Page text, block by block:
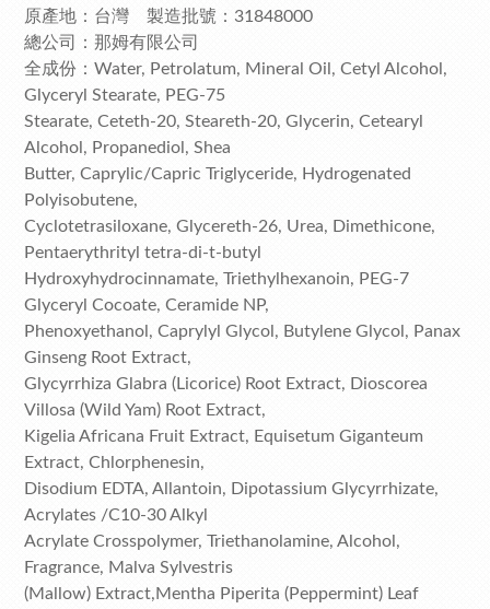
原產地：台灣 製造批號：31848000
總公司：那姆有限公司
全成份：Water, Petrolatum, Mineral Oil, Cetyl Alcohol,
Glyceryl Stearate, PEG-75
Stearate, Ceteth-20, Steareth-20, Glycerin, Cetearyl
Alcohol, Propanediol, Shea
Butter, Caprylic/Capric Triglyceride, Hydrogenated
Polyisobutene,
Cyclotetrasiloxane, Glycereth-26, Urea, Dimethicone,
Pentaerythrityl tetra-di-t-butyl
Hydroxyhydrocinnamate, Triethylhexanoin, PEG-7
Glyceryl Cocoate, Ceramide NP,
Phenoxyethanol, Caprylyl Glycol, Butylene Glycol, Panax
Ginseng Root Extract,
Glycyrrhiza Glabra (Licorice) Root Extract, Dioscorea
Villosa (Wild Yam) Root Extract,
Kigelia Africana Fruit Extract, Equisetum Giganteum
Extract, Chlorphenesin,
Disodium EDTA, Allantoin, Dipotassium Glycyrrhizate,
Acrylates /C10-30 Alkyl
Acrylate Crosspolymer, Triethanolamine, Alcohol,
Fragrance, Malva Sylvestris
(Mallow) Extract,Mentha Piperita (Peppermint) Leaf